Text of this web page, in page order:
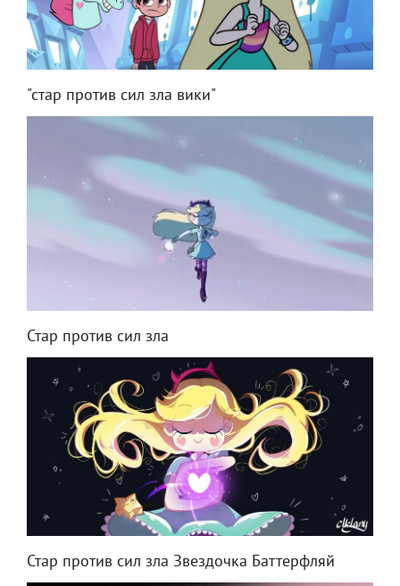
"стар против сил зла вики"
Стар против сил зла
Стар против сил зла Звездочка Баттерфляй